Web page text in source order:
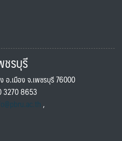
ชรบุรี
อ.เมือง จ.เพชรบุรี 76000
3270 8653
,